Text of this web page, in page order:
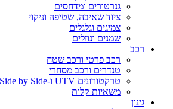
גנרטורים ומדחסים
ציוד שאיבה, שטיפה וניקוי
צמיגים וגלגלים
שמנים ונוזלים
רכב
רכב פרטי ורכב שטח
טנדרים ורכב מסחרי
טרקטורונים UTV ו-Side by Side
משאיות קלות
גינון